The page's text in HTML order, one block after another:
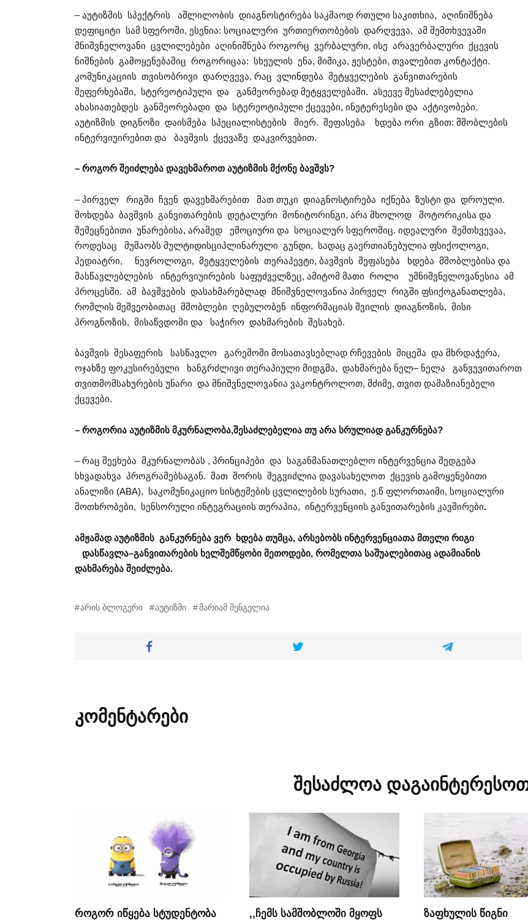
– აუტიზმის სპექტრის აშლილობის დიაგნოსტირება საკმაოდ რთული საკითხია, აღინიშნება
დეფიციტი სამ სფეროში, ესენია: სოციალური ურთიერთობების დარღვევა, ამ შემთხვევაში
მნიშვნელოვანი ცვლილებები აღინიშნება როგორც ვერბალური, ისე არავერბალური ქცევის
ნიშნების გამოყენებაშიც როგორიცაა: სხეულის ენა, მიმიკა, ჟესტები, თვალებით კონტაქტი.
კომუნიკაციის თვისობრივი დარღვევა, რაც ვლინდება მეტყველების განვითარების
შეფერხებაში, სტერეოტიპული და განმეორებად მეტყველებაში. ასეევე შესაძლებელია
ახასიათებდეს განმეორებადი და სტერეოტიპული ქცევები, ინეტერესები და აქტივობები.
აუტიზმის დიგნოზი დაისმება სპეციალისტების მიერ. შეფასება ხდება ორი გზით: მშობლების
ინტერვიუირებით და ბავშვის ქცევაზე დაკვირვებით.
– როგორ შეიძლება დავეხმაროთ აუტიზმის მქონე ბავშვს?
– პირველ რიგში ჩვენ დავეხმარებით მათ თუკი დიაგნოსტირება იქნება ზუსტი და დროული.
მოხდება ბავშვის განვითარების დეტალური მონიტორინგი, არა მხოლოდ მოტორიკისა და
შემეცნებითი უნარებისა, არამედ ემოციური და სოციალურ სფეროშიც. იდეალური შემთხვევაა,
როდესაც მუშაობს მულტიდისციპლინარული გუნდი, სადაც გაერთიანებულია ფსიქოლოგი,
პედიატრი, ნევროლოგი, მეტყველების თერაპევტი, ბავშვის შეფასება ხდება მშობლებისა და
მასწავლებლების ინტერვიუირების საფუძველზეც, ამიტომ მათი როლი უმნიშვნელოვანესია ამ
პროცესში. ამ ბავშვების დასახმარებლად მნიშვნელოვანია პირველ რიგში ფსიქოგანათლება,
რომლის მეშვეობითაც მშობლები ღებულობენ ინფორმაციას შვილის დიაგნოზის, მისი
პროგნოზის, მისაწვდომი და საჭირო დახმარების შესახებ.
ბავშვის შესაფერის სასწავლო გარემოში მოსათავსებლად რჩევების მიცემა და მხრდაჭერა,
ოჯახზე ფოკუსირებული ხანგრძლივი თერაპიული მიდგმა, დახმარება ნელ– ნელა განვუვითაროთ
თვითმომსახურების უნარი და მნიშვნელოვანია ვაკონტროლოთ, მძიმე, თვით დამაზიანებელი
ქცევები.
– როგორია აუტიზმის მკურნალობა,შესაძლებელია თუ არა სრულიად განკურნება?
– რაც შეეხება მკურნალობას , პრინციპები და საგანმანათლებლო ინტერვენცია შედგება
სხვადახვა პროგრამებსაგან. მათ შორის შეგვიძლია დავასახელოთ ქცევის გამოყენებითი
ანალიზი (ABA), საკომუნიკაციო სისტემების ცვლილების სურათი, ე.წ ფლორთაიმი, სოციალური
მოთხრობები, სენსორული ინტეგრაციის თერაპია, ინტერვენციის განვითარების კავშირები.
ამჟამად აუტიზმის განკურნება ვერ ხდება თუმცა, არსებობს ინტერვენციათა მთელი რიგი
დასწავლა–განვითარების ხელშემწყობი მეთოდები, რომელთა საშუალებითაც ადამიანის
დახმარება შეიძლება.
არის ბლოგერი აუტიზმი მარიამ შენგელია
კომენტარები
შესაძლოა
როგორ იწყება სტუდენტობა ,,ჩემს სამშობლოში მყოფს ზაფხულის წიგნი